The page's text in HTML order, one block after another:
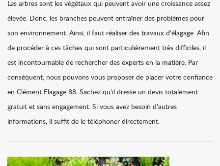
Les arbres sont les végétaux qui peuvent avoir une croissance assez
élevée. Donc, les branches peuvent entraîner des problèmes pour
son environnement. Ainsi, il faut réaliser des travaux d'élagage. Afin
de procéder à ces tâches qui sont particulièrement très difficiles, il
est incontournable de rechercher des experts en la matière. Par
conséquent, nous pouvons vous proposer de placer votre confiance
en Clément Elagage 88. Sachez qu'il dresse un devis totalement
gratuit et sans engagement. Si vous avez besoin d'autres
informations, il suffit de le téléphoner directement.